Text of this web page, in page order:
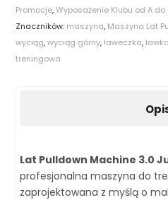
Promocje,Wyposażenie Klubu od A do
Znaczników: maszyna, Maszyna Lat
wyciąg,wyciąg górny,ławeczka,
treningowa
Lat Pulldown Machine 3.0
profesjonalna maszyna do
zaprojektowana z myślą o